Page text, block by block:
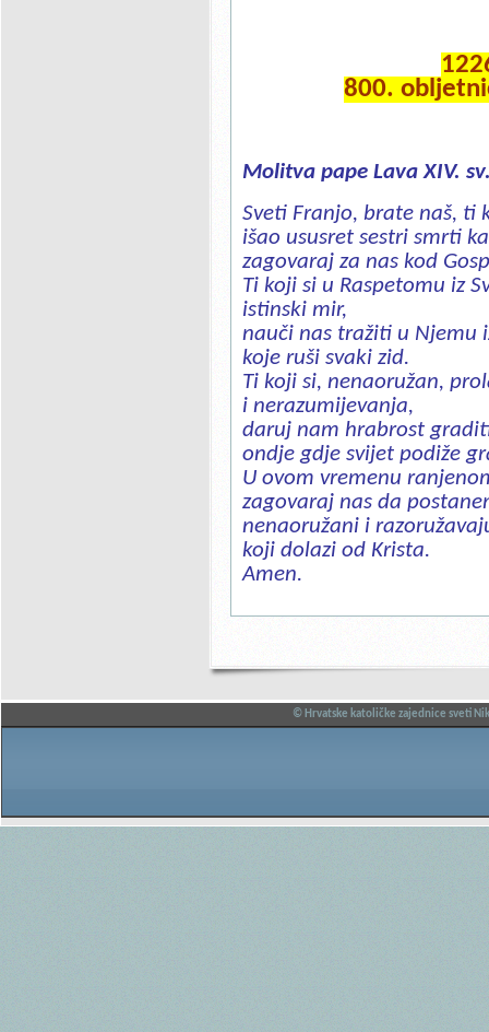
800.
Molitva pape Lava XIV.
Sveti Franjo, brate naš, ti
išao ususret sestri smrti
zagovaraj za nas kod
Ti koji si u Raspetomu iz
istinski mir,
nauči nas tražiti u Njemu
koje ruši svaki zid.
Ti koji si, nenaoružan,
i nerazumijevanja,
daruj nam hrabrost
ondje gdje svijet podiže
U ovom vremenu
zagovaraj nas da
nenaoružani i
koji dolazi od Krista.
Amen.
© Hrvatske katoličke zajednice sveti